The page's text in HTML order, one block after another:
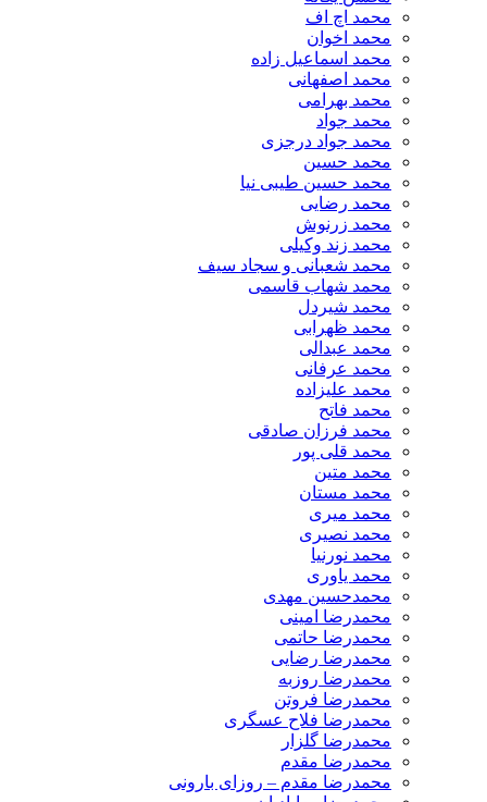
محمد اچ اف
محمد اخوان
محمد اسماعیل زاده
محمد اصفهانی
محمد بهرامی
محمد جواد
محمد جواد درجزی
محمد حسین
محمد حسین طیبی نیا
محمد رضایی
محمد زرنوش
محمد زند وکیلی
محمد شعبانی و سجاد سیف
محمد شهاب قاسمی
​محمد شیردل
محمد ظهرابی
محمد عبدالی
محمد عرفانی
محمد علیزاده
محمد فاتح
محمد فرزان صادقی
محمد قلی پور
محمد متین
محمد مستان
محمد میری
محمد نصیری
محمد نورنیا
محمد یاوری
محمدحسین مهدی
محمدرضا امینی
محمدرضا حاتمی
محمدرضا رضایی
محمدرضا روزبه
محمدرضا فروتن
محمدرضا فلاح عسگری
محمدرضا گلزار
محمدرضا مقدم
محمدرضا مقدم – روزای بارونی